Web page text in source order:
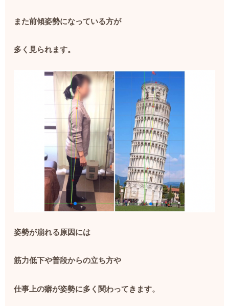
また前傾姿勢になっている方が
多く見られます。
姿勢が崩れる原因には
筋力低下や普段からの立ち方や
仕事上の癖が姿勢に多く関わってきます。